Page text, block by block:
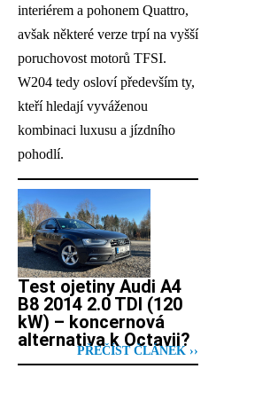
interiérem a pohonem Quattro,
avšak některé verze trpí na vyšší
poruchovost motorů TFSI.
W204 tedy osloví především ty,
kteří hledají vyváženou
kombinaci luxusu a jízdního
pohodlí.
Test ojetiny Audi A4
B8 2014 2.0 TDI (120
kW) – koncernová
alternativa k Octavii?
PŘEČÍST ČLÁNEK ››